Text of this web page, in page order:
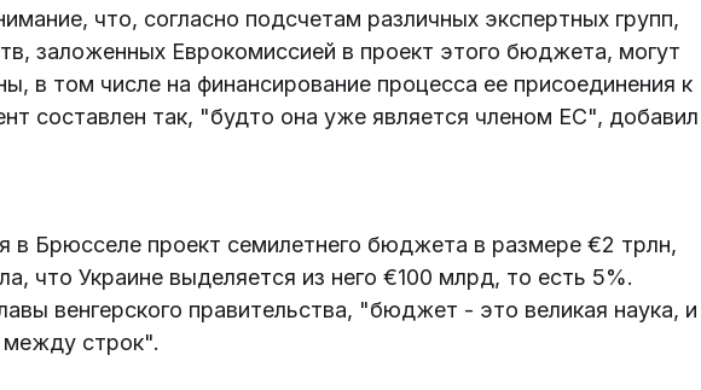
что, согласно подсчетам различных экспертных групп,
заложенных Еврокомиссией в проект этого бюджета, могут
в том числе на финансирование процесса ее присоединения к
составлен так, "будто она уже является членом ЕС", добавил
в Брюсселе проект семилетнего бюджета в размере €2 трлн,
что Украине выделяется из него €100 млрд, то есть 5%.
венгерского правительства, "бюджет - это великая наука, и
строк".